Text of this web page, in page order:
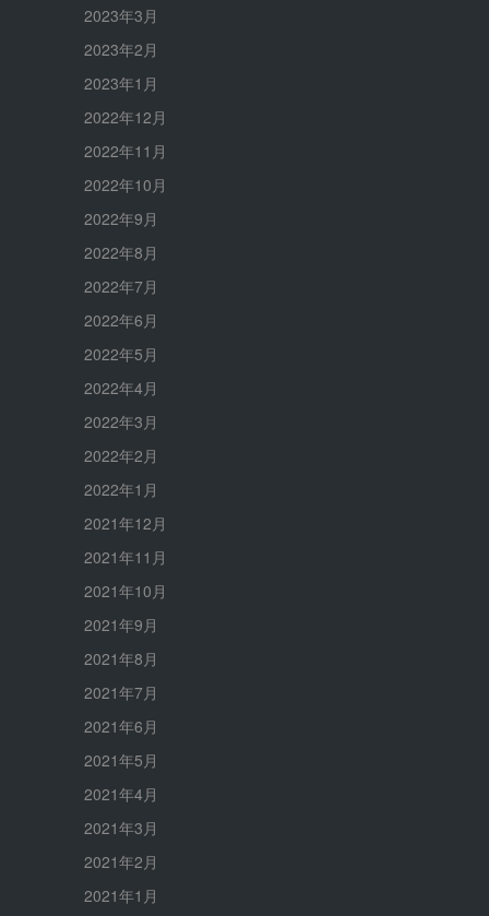
2023年3月
2023年2月
2023年1月
2022年12月
2022年11月
2022年10月
2022年9月
2022年8月
2022年7月
2022年6月
2022年5月
2022年4月
2022年3月
2022年2月
2022年1月
2021年12月
2021年11月
2021年10月
2021年9月
2021年8月
2021年7月
2021年6月
2021年5月
2021年4月
2021年3月
2021年2月
2021年1月